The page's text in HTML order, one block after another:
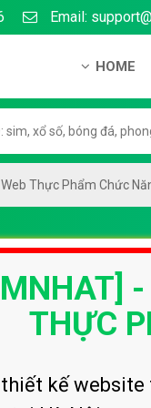
Email:
HOME
Hướng
Chính
Chính
Liên hệ
Thực Phẩm Chức
THỰC
kế